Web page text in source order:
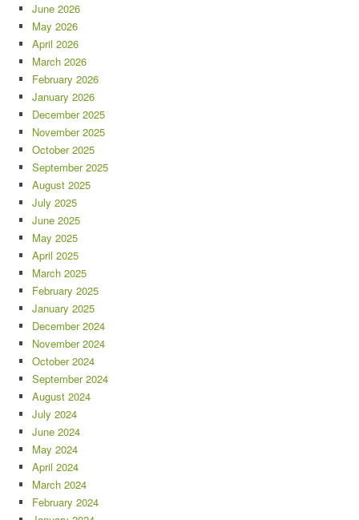
June 2026
May 2026
April 2026
March 2026
February 2026
January 2026
December 2025
November 2025
October 2025
September 2025
August 2025
July 2025
June 2025
May 2025
April 2025
March 2025
February 2025
January 2025
December 2024
November 2024
October 2024
September 2024
August 2024
July 2024
June 2024
May 2024
April 2024
March 2024
February 2024